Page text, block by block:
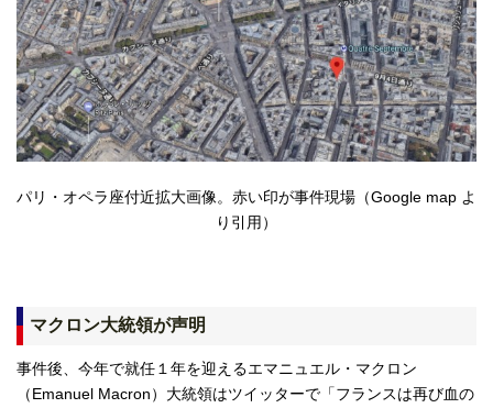
パリ・オペラ座付近拡大画像。赤い印が事件現場（Google map よ
り引用）
マクロン大統領が声明
事件後、今年で就任１年を迎えるエマニュエル・マクロン
（Emanuel Macron）大統領はツイッターで「フランスは再び血の